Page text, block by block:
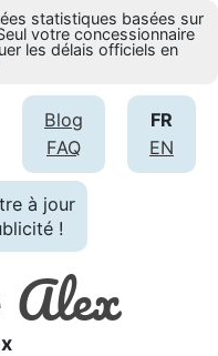
statistiques basées sur
votre concessionnaire
les délais officiels en
FR
EN
Blog
FAQ
à jour
!
Alex